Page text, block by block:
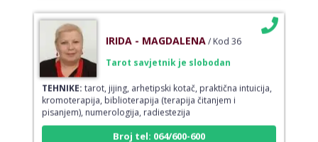
IRIDA - MAGDALENA / Kod 36
Tarot savjetnik je slobodan
TEHNIKE:tarot, jijing, arhetipski kotač, praktična intuicija,
kromoterapija, biblioterapija (terapija čitanjem i
pisanjem), numerologija, radiestezija
Broj tel: 064/600-600